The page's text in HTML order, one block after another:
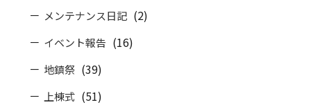
メンテナンス日記 (2)
イベント報告 (16)
地鎮祭 (39)
上棟式 (51)